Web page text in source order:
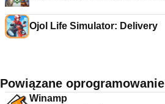
Ojol Life Simulator: Delivery
Powiązane oprogramowanie
Winamp